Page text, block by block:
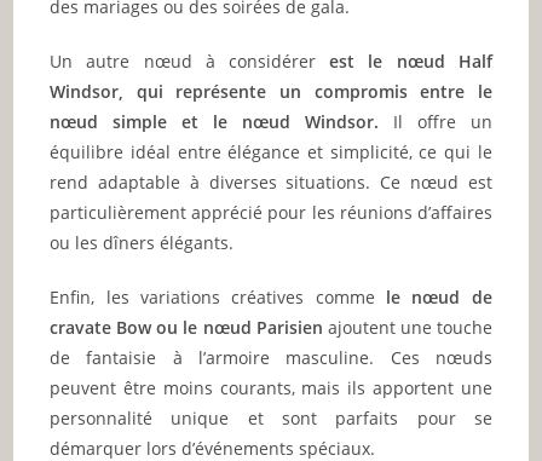
des mariages ou des soirées de gala.
Un autre nœud à considérerest le nœud Half
Windsor, qui représente un compromis entre le
nœud simple et le nœud Windsor. Il offre un
équilibre idéal entre élégance et simplicité, ce qui le
rend adaptable à diverses situations. Ce nœud est
particulièrement apprécié pour les réunions d’affaires
ou les dîners élégants.
Enfin, les variations créatives comme le nœud de
cravate Bow ou le nœud Parisien ajoutent une touche
de fantaisie à l’armoire masculine. Ces nœuds
peuvent être moins courants, mais ils apportent une
personnalité unique et sont parfaits pour se
démarquer lors d’événements spéciaux.